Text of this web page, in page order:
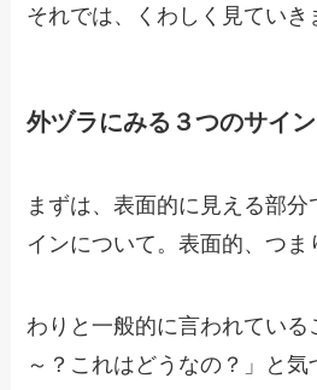
それでは、くわしく見ていき
外ヅラにみる３つのサイン
まずは、表面的に見える部
インについて。表面的、つま
わりと一般的に言われている
～？これはどうなの？」と